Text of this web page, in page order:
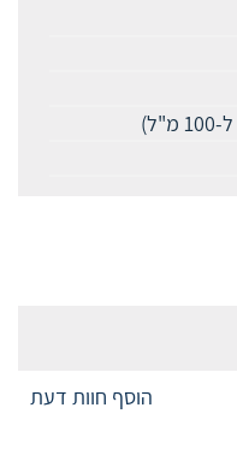
הוסף חוות דעת